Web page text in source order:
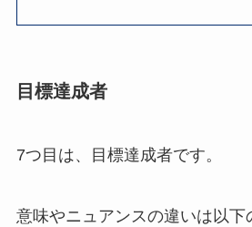
目標達成者
7つ目は、目標達成者です。
意味やニュアンスの違いは以下